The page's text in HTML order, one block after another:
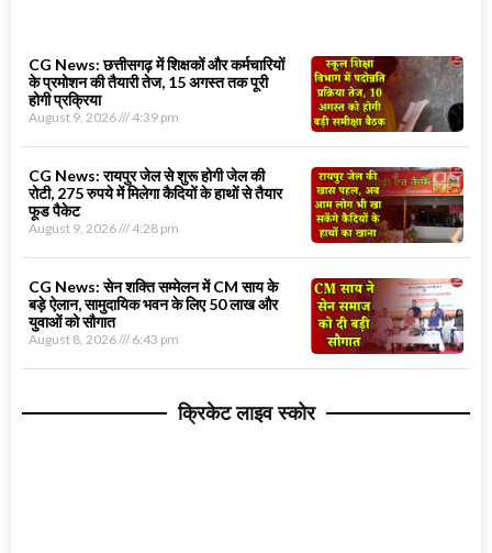
CG News: छत्तीसगढ़ में शिक्षकों और कर्मचारियों
के प्रमोशन की तैयारी तेज, 15 अगस्त तक पूरी
होगी प्रक्रिया
August 9, 2026 4:39 pm
CG News: रायपुर जेल से शुरू होगी जेल की
रोटी, 275 रुपये में मिलेगा कैदियों के हाथों से तैयार
फूड पैकेट
August 9, 2026 4:28 pm
CG News: सेन शक्ति सम्मेलन में CM साय के
बड़े ऐलान, सामुदायिक भवन के लिए 50 लाख और
युवाओं को सौगात
August 8, 2026 6:43 pm
क्रिकेट लाइव स्कोर